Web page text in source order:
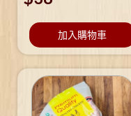
加入購物車